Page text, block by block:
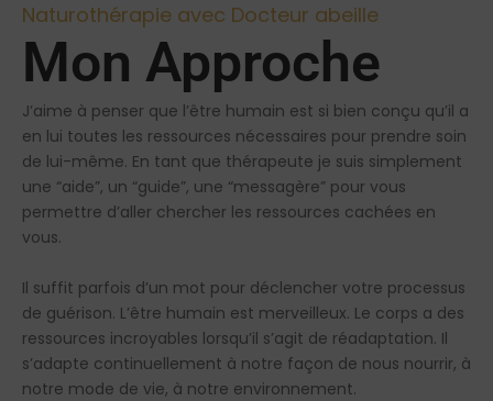
Naturothérapie avec Docteur abeille
Mon Approche
J’aime à penser que l’être humain est si bien conçu qu’il a
en lui toutes les ressources nécessaires pour prendre soin
de lui-même. En tant que thérapeute je suis simplement
une “aide”, un “guide”, une “messagère” pour vous
permettre d’aller chercher les ressources cachées en
vous.
Il suffit parfois d’un mot pour déclencher votre processus
de guérison. L’être humain est merveilleux. Le corps a des
ressources incroyables lorsqu’il s’agit de réadaptation. Il
s’adapte continuellement à notre façon de nous nourrir, à
notre mode de vie, à notre environnement.